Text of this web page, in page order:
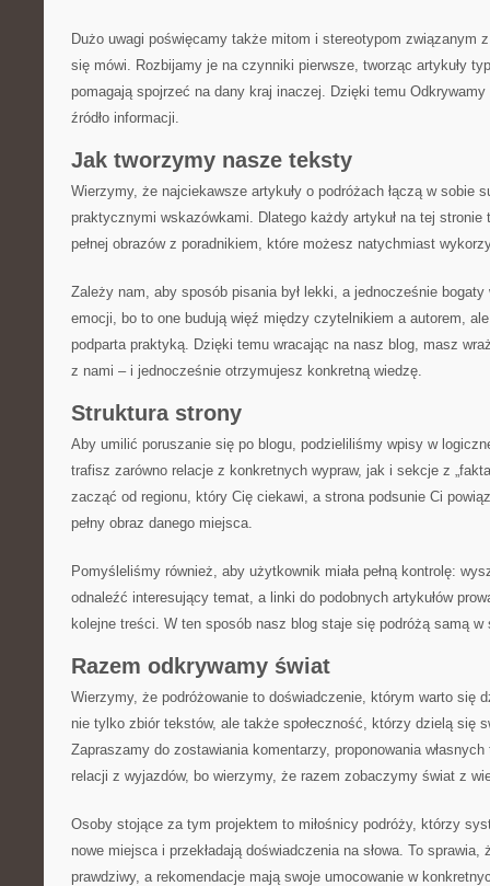
Dużo uwagi poświęcamy także mitom i stereotypom związanym
się mówi. Rozbijamy je na czynniki pierwsze, tworząc artykuły
pomagają spojrzeć na dany kraj inaczej. Dzięki temu
źródło informacji.
Jak tworzymy nasze teksty
Wierzymy, że najciekawsze artykuły o podróżach łączą w sobie
praktycznymi wskazówkami. Dlatego każdy artykuł na tej stronie
pełnej obrazów z poradnikiem, które możesz natychmiast
Zależy nam, aby sposób pisania był lekki, a jednocześnie bogaty
emocji, bo to one budują więź między czytelnikiem a autorem,
podparta praktyką. Dzięki temu wracając na nasz blog, masz
z nami – i jednocześnie otrzymujesz konkretną wiedzę.
Struktura strony
Aby umilić poruszanie się po blogu, podzieliliśmy wpisy w
trafisz zarówno relacje z konkretnych wypraw, jak i sekcje z
zacząć od regionu, który Cię ciekawi, a strona podsunie Ci
pełny obraz danego miejsca.
Pomyśleliśmy również, aby użytkownik miała pełną kontrolę:
odnaleźć interesujący temat, a linki do podobnych artykułów
kolejne treści. W ten sposób nasz blog staje się podróżą samą w
Razem odkrywamy świat
Wierzymy, że podróżowanie to doświadczenie, którym warto się
nie tylko zbiór tekstów, ale także społeczność, którzy dzielą się
Zapraszamy do zostawiania komentarzy, proponowania własnych
relacji z wyjazdów, bo wierzymy, że razem zobaczymy świat z
Osoby stojące za tym projektem to miłośnicy podróży, którzy
nowe miejsca i przekładają doświadczenia na słowa. To
prawdziwy, a rekomendacje mają swoje umocowanie w